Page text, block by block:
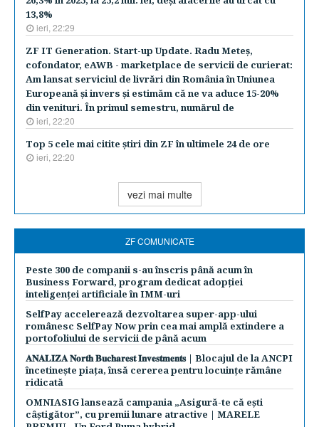
13,8%
ieri, 22:29
ZF IT Generation. Start-up Update. Radu Meteş,
cofondator, eAWB - marketplace de servicii de curierat:
Am lansat serviciul de livrări din România în Uniunea
Europeană şi invers şi estimăm că ne va aduce 15-20%
din venituri. În primul semestru, numărul de
ieri, 22:20
Top 5 cele mai citite ştiri din ZF în ultimele 24 de ore
ieri, 22:20
vezi mai multe
ZF COMUNICATE
Peste 300 de companii s-au înscris până acum în
Business Forward, program dedicat adopției
inteligenței artificiale în IMM-uri
SelfPay accelerează dezvoltarea super-app-ului
românesc SelfPay Now prin cea mai amplă extindere a
portofoliului de servicii de până acum
𝐀𝐍𝐀𝐋𝐈𝐙𝐀 𝐍𝐨𝐫𝐭𝐡 𝐁𝐮𝐜𝐡𝐚𝐫𝐞𝐬𝐭 𝐈𝐧𝐯𝐞𝐬𝐭𝐦𝐞𝐧𝐭𝐬 | Blocajul de la ANCPI
încetinește piața, însă cererea pentru locuințe rămâne
ridicată
OMNIASIG lansează campania „Asigură-te că ești
câștigător”, cu premii lunare atractive | MARELE